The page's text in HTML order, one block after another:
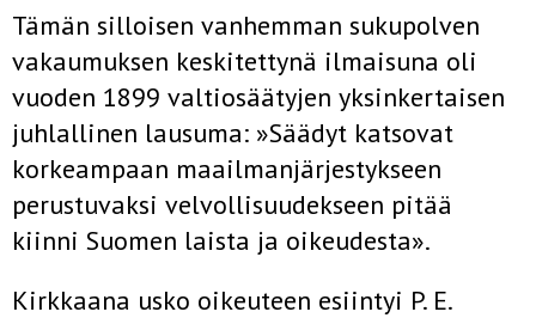
Tämän silloisen vanhemman sukupolven
vakaumuksen keskitettynä ilmaisuna oli
vuoden 1899 valtiosäätyjen yksinkertaisen
juhlallinen lausuma: »Säädyt katsovat
korkeampaan maailmanjärjestykseen
perustuvaksi velvollisuudekseen pitää
kiinni Suomen laista ja oikeudesta».
Kirkkaana usko oikeuteen esiintyi P. E.